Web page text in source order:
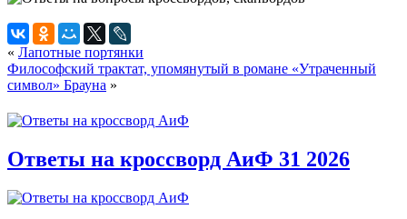
« Лапотные портянки
Философский трактат, упомянутый в романе «Утраченный
символ» Брауна »
Ответы на кроссворд АиФ 31 2026